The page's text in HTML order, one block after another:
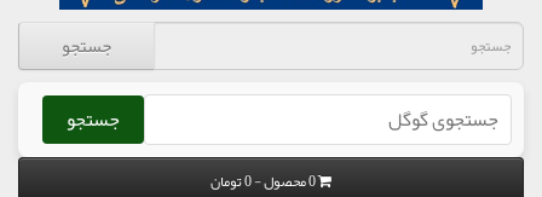
جستجو
جستجو
0 محصول - 0 تومان